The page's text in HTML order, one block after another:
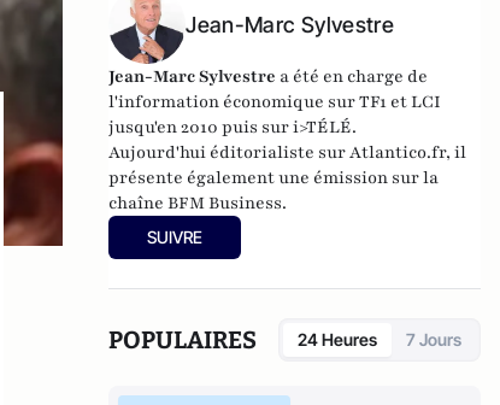
Jean-Marc Sylvestre
Jean-Marc Sylvestre a été en charge de
l'information économique sur TF1 et LCI
jusqu'en 2010 puis sur i>TÉLÉ.
Aujourd'hui éditorialiste sur Atlantico.fr, il
présente également une émission sur la
chaîne BFM Business.
SUIVRE
POPULAIRES 24 Heures 7 Jours